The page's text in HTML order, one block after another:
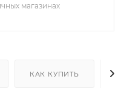
магазинах
КАК КУПИТЬ